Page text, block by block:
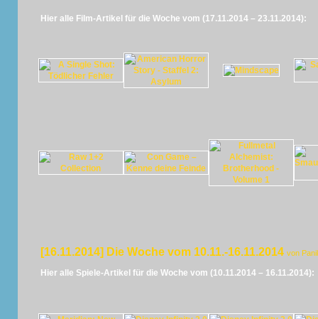
Hier alle Film-Artikel für die Woche vom (17.11.2014 – 23.11.2014):
[16.11.2014] Die Woche vom 10.11.-16.11.2014 von
Hier alle Spiele-Artikel für die Woche vom (10.11.2014 – 16.11.2014):